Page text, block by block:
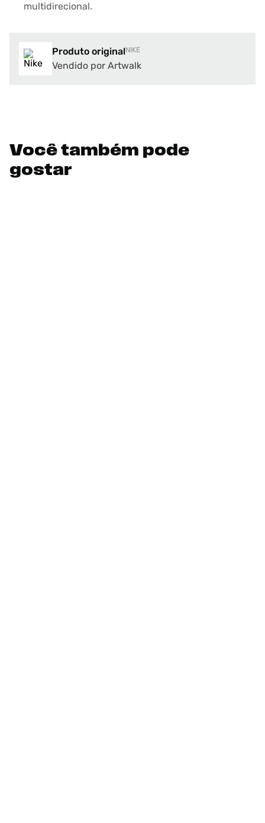
multidirecional.
Produto originalNIKE
Vendido por Artwalk
Você também pode
gostar